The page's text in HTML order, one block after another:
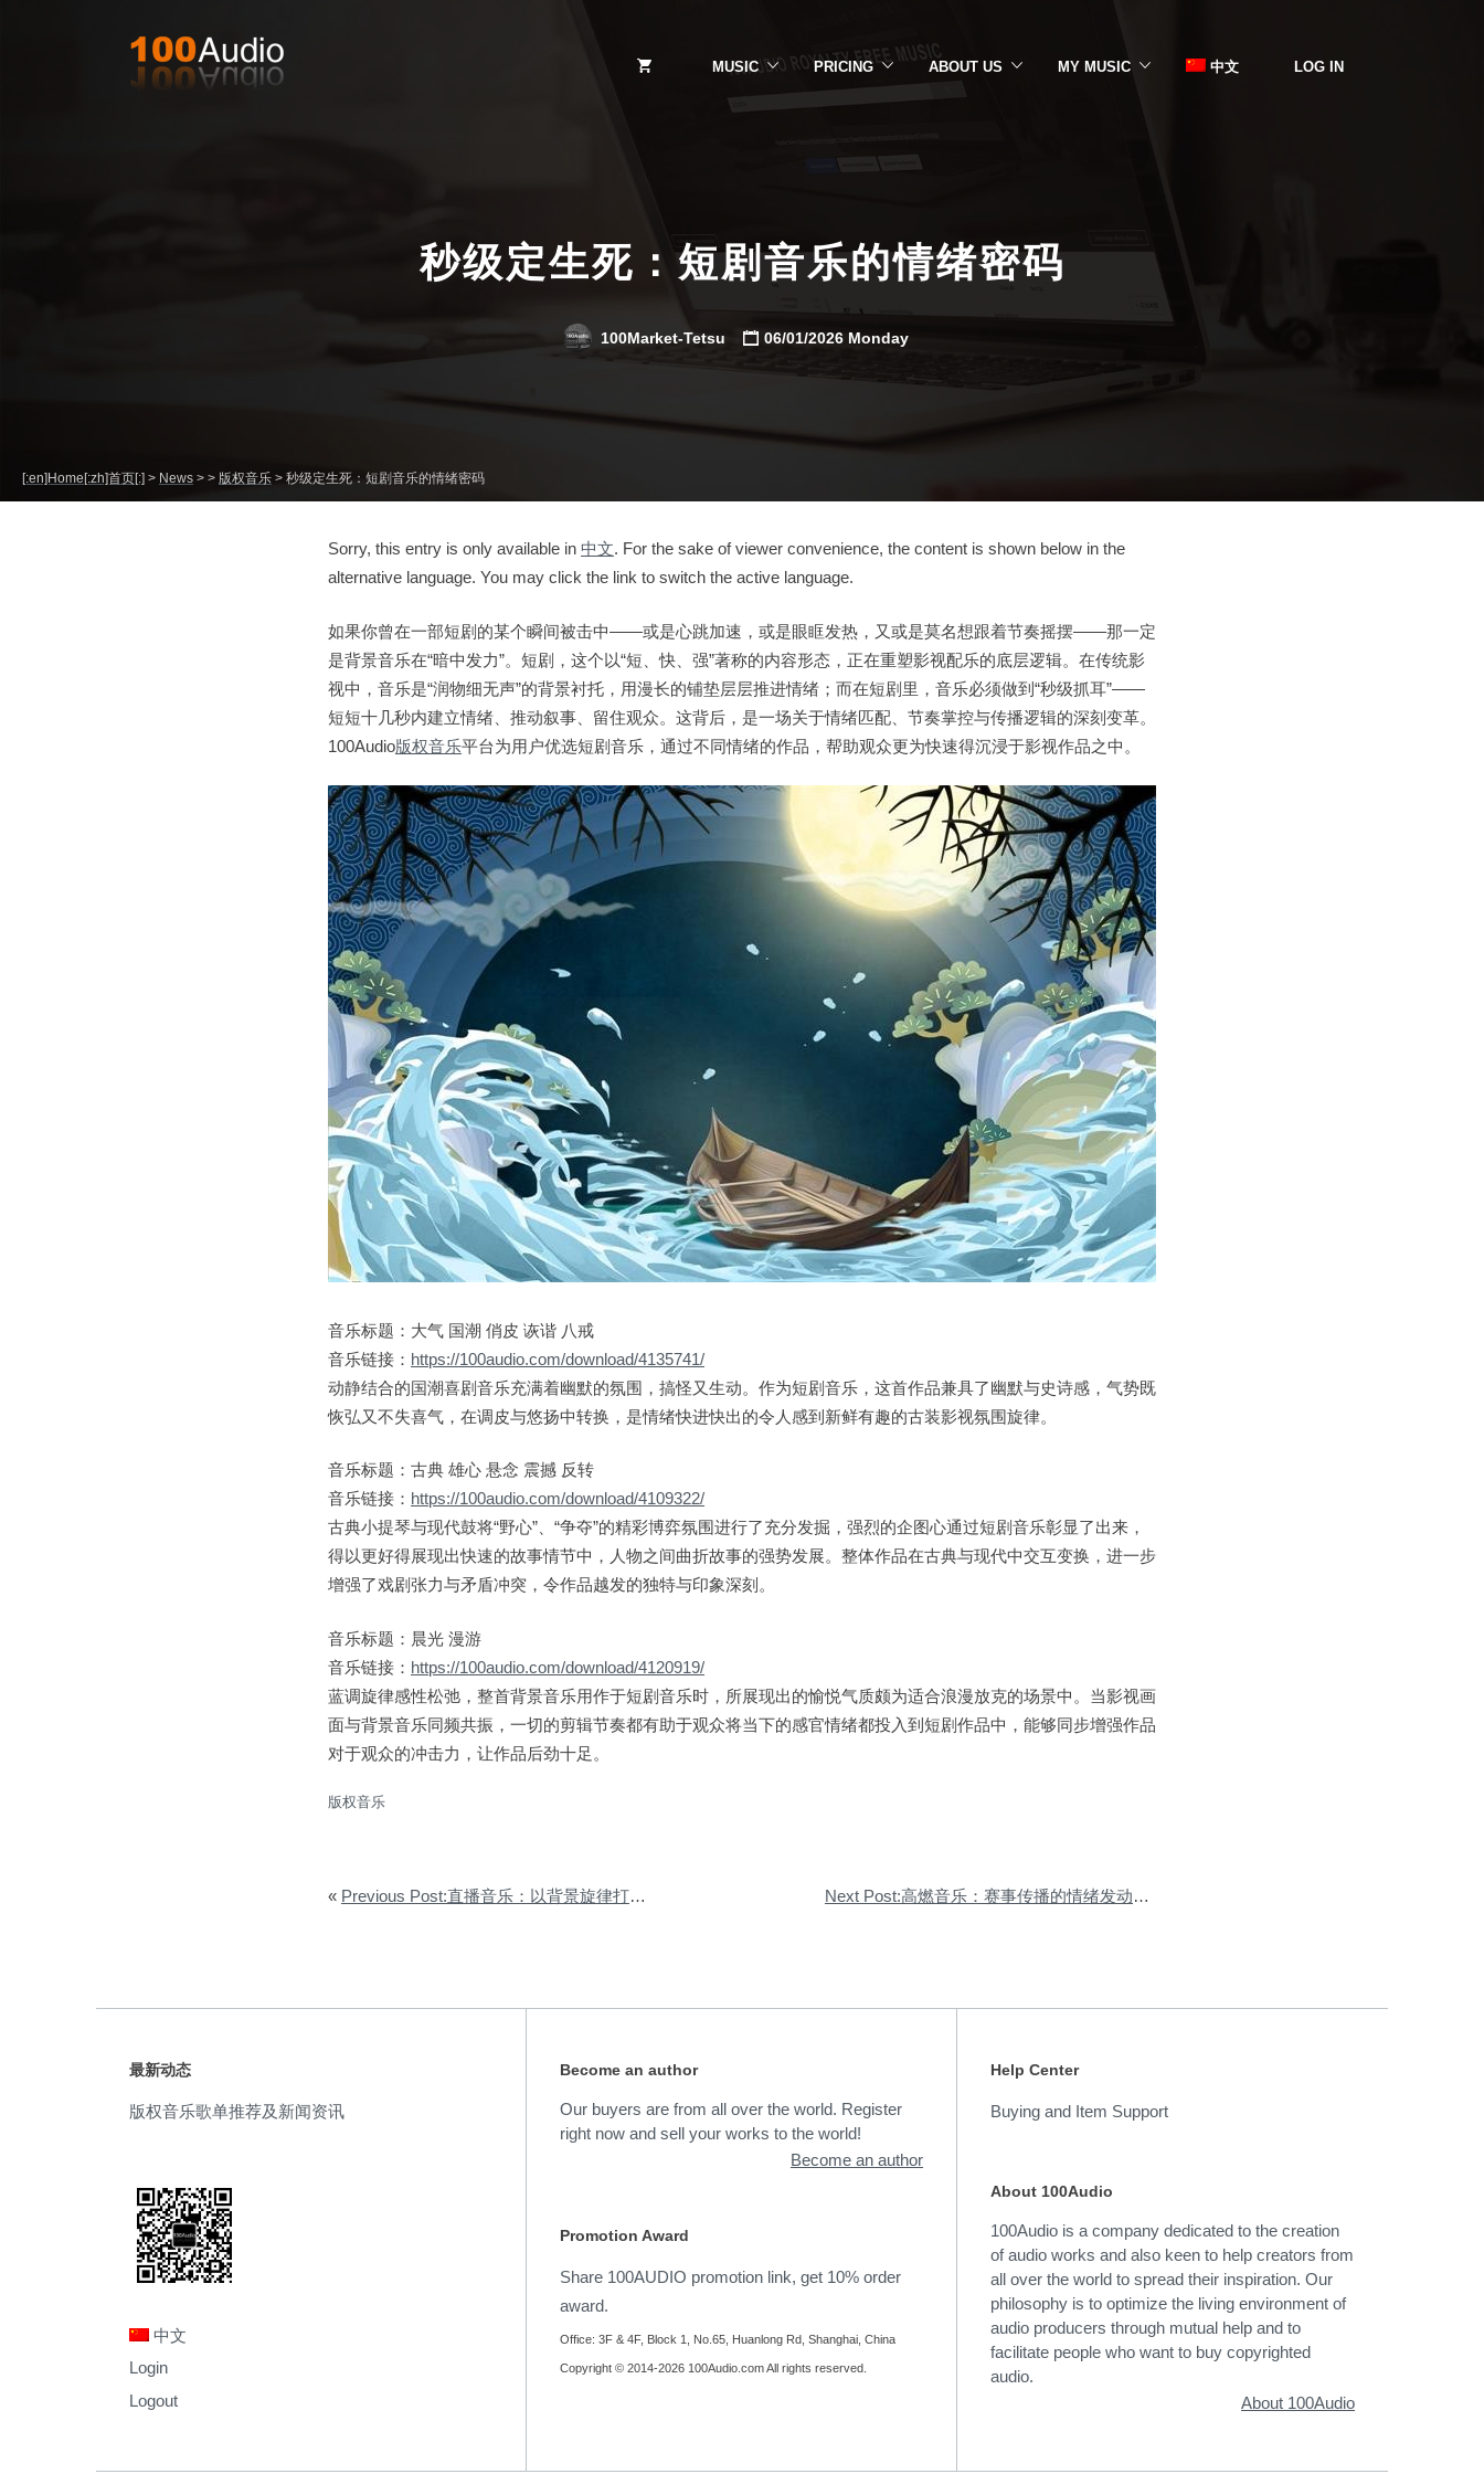
MUSIC PRICING ABOUT US MY MUSIC 中文 LOG IN
秒级定生死：短剧音乐的情绪密码
100Market-Tetsu 06/01/2026 Monday
[:en]Home[:zh]首页[:] > News > > 版权音乐 > 秒级定生死：短剧音乐的情绪密码
Sorry, this entry is only available in 中文. For the sake of viewer convenience, the content is shown below in the
alternative language. You may click the link to switch the active language.
如果你曾在一部短剧的某个瞬间被击中——或是心跳加速，或是眼眶发热，又或是莫名想跟着节奏摇摆——那一定
是背景音乐在“暗中发力”。短剧，这个以“短、快、强”著称的内容形态，正在重塑影视配乐的底层逻辑。在传统影
视中，音乐是“润物细无声”的背景衬托，用漫长的铺垫层层推进情绪；而在短剧里，音乐必须做到“秒级抓耳”——
短短十几秒内建立情绪、推动叙事、留住观众。这背后，是一场关于情绪匹配、节奏掌控与传播逻辑的深刻变革。
100Audio版权音乐平台为用户优选短剧音乐，通过不同情绪的作品，帮助观众更为快速得沉浸于影视作品之中。
音乐标题：大气 国潮 俏皮 诙谐 八戒
音乐链接： https://100audio.com/download/4135741/
动静结合的国潮喜剧音乐充满着幽默的氛围，搞怪又生动。作为短剧音乐，这首作品兼具了幽默与史诗感，气势既
恢弘又不失喜气，在调皮与悠扬中转换，是情绪快进快出的令人感到新鲜有趣的古装影视氛围旋律。
音乐标题：古典 雄心 悬念 震撼 反转
音乐链接： https://100audio.com/download/4109322/
古典小提琴与现代鼓将“野心”、“争夺”的精彩博弈氛围进行了充分发掘，强烈的企图心通过短剧音乐彰显了出来，
得以更好得展现出快速的故事情节中，人物之间曲折故事的强势发展。整体作品在古典与现代中交互变换，进一步
增强了戏剧张力与矛盾冲突，令作品越发的独特与印象深刻。
音乐标题：晨光 漫游
音乐链接： https://100audio.com/download/4120919/
蓝调旋律感性松弛，整首背景音乐用作于短剧音乐时，所展现出的愉悦气质颇为适合浪漫放克的场景中。当影视画
面与背景音乐同频共振，一切的剪辑节奏都有助于观众将当下的感官情绪都投入到短剧作品中，能够同步增强作品
对于观众的冲击力，让作品后劲十足。
版权音乐
« Previous Post:直播音乐：以背景旋律打造氛围感爆棚的活动现场 Next Post:高燃音乐：赛事传播的情绪发动机与品牌倍增器
最新动态
版权音乐歌单推荐及新闻资讯
中文
Login
Logout
Become an author
Our buyers are from all over the world. Register
right now and sell your works to the world!
Become an author
Promotion Award
Share 100AUDIO promotion link, get 10% order
award.
Office: 3F & 4F, Block 1, No.65, Huanlong Rd, Shanghai, China
Copyright © 2014-2026 100Audio.com All rights reserved.
Help Center
Buying and Item Support
About 100Audio
100Audio is a company dedicated to the creation
of audio works and also keen to help creators from
all over the world to spread their inspiration. Our
philosophy is to optimize the living environment of
audio producers through mutual help and to
facilitate people who want to buy copyrighted
audio.
About 100Audio